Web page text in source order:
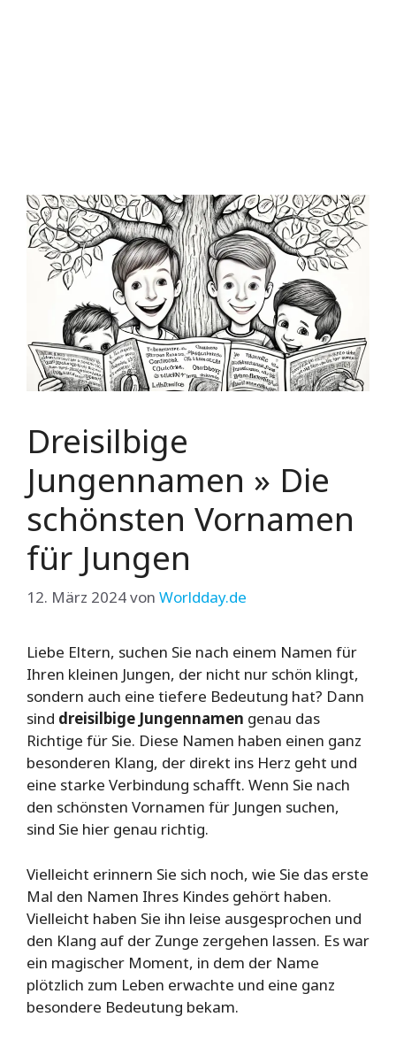
Dreisilbige
Jungennamen » Die
schönsten Vornamen
für Jungen
12. März 2024von Worldday.de
Liebe Eltern, suchen Sie nach einem Namen für
Ihren kleinen Jungen, der nicht nur schön klingt,
sondern auch eine tiefere Bedeutung hat? Dann
sind dreisilbige Jungennamen genau das
Richtige für Sie. Diese Namen haben einen ganz
besonderen Klang, der direkt ins Herz geht und
eine starke Verbindung schafft. Wenn Sie nach
den schönsten Vornamen für Jungen suchen,
sind Sie hier genau richtig.
Vielleicht erinnern Sie sich noch, wie Sie das erste
Mal den Namen Ihres Kindes gehört haben.
Vielleicht haben Sie ihn leise ausgesprochen und
den Klang auf der Zunge zergehen lassen. Es war
ein magischer Moment, in dem der Name
plötzlich zum Leben erwachte und eine ganz
besondere Bedeutung bekam.